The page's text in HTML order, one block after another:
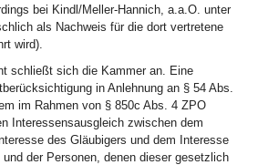
bei Kindl/Meller-Hannich, a.a.O. unter
als Nachweis für die dort vertretene
wird).
schließt sich die Kammer an. Eine
in Anlehnung an § 54 Abs.
im Rahmen von § 850c Abs. 4 ZPO
Interessensausgleich zwischen dem
des Gläubigers und dem Interesse
der Personen, denen dieser gesetzlich